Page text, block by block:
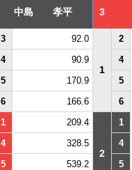
中島 孝平 3
3 92.0
1
2
4 90.9
4
5 170.9
5
6 166.6 6
1 209.4
2
1
4 328.5
4
5 539.2
5